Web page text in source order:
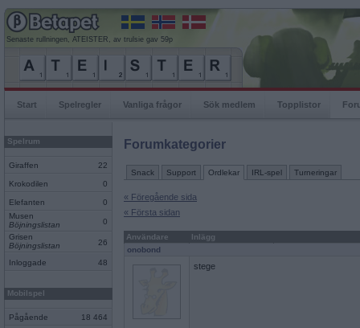
Senaste rullningen, ATEISTER, av trulsie gav 59p
Start Spelregler Vanliga frågor Sök medlem Topplistor
Spelrum
Giraffen 22
Krokodilen 0
Elefanten
0
Musen
Böjningslistan
0
Grisen
Böjningslistan
26
Inloggade 48
Mobilspel
Pågående 18 464
Forumkategorier
Snack Support Ordlekar IRL-spel Turneringar
« Föregående sida
« Första sidan
Användare
Inlägg
onobond
stege